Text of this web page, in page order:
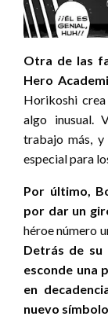
Otra de las
Hero
Horikoshi
algo inusual.
trabajo más, y
especial para
Por último,
por dar un
héroe número
Detrás de su
esconde una
en
nuevo